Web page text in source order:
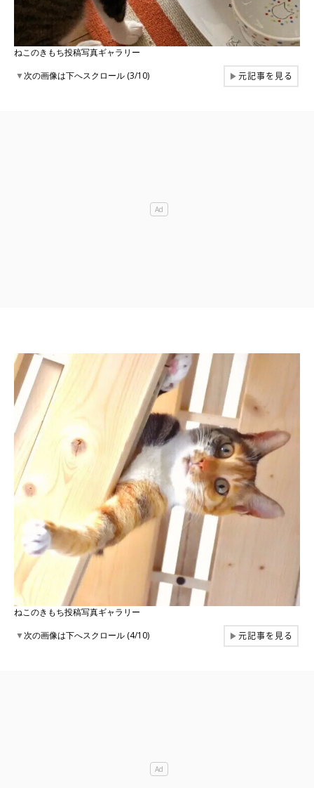
ねこのきもち投稿写真ギャラリー
▼次の画像は下へスクロール (3/10) ▶元記事を見る
ねこのきもち投稿写真ギャラリー
▼次の画像は下へスクロール (4/10) ▶元記事を見る